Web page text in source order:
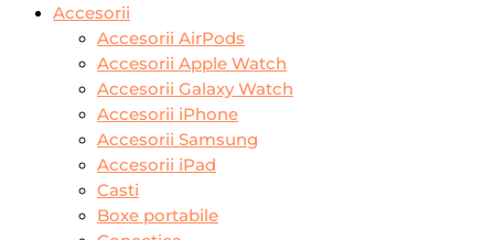
Accesorii
Accesorii AirPods
Accesorii Apple Watch
Accesorii Galaxy Watch
Accesorii iPhone
Accesorii Samsung
Accesorii iPad
Casti
Boxe portabile